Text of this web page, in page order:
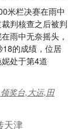
米栏决赛在雨中
判核查之后被判
雨中无奈摇头，
的成绩，位居
处于第4道
奖台,大运,田